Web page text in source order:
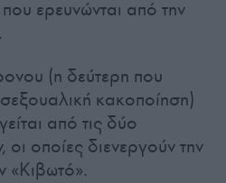
ερευνώνται από την
(η δεύτερη που
κακοποίηση)
από τις δύο
οι οποίες διενεργούν την
«Κιβωτό».